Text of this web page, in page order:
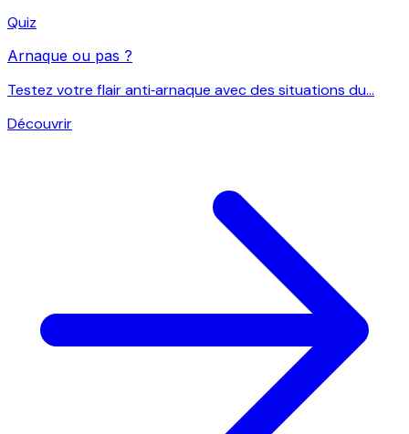
Quiz
Arnaque ou pas ?
Testez votre flair anti‑arnaque avec des situations du...
Découvrir